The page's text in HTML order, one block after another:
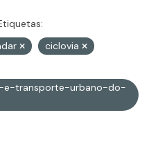
ciclovia
e-transporte-urbano-do-